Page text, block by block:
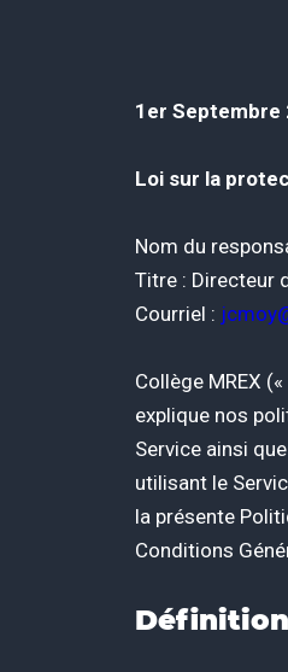
1er Septembre
Loi sur la
Nom du
Titre : Directeur
Courriel :
Collège MREX
explique nos
Service ainsi
utilisant le
la présente
Conditions
Définition